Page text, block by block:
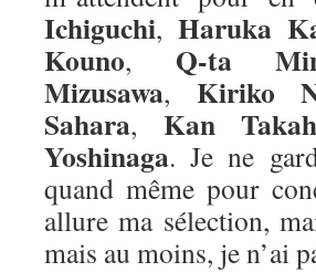
Ichiguchi, Haruka
Kouno, Q-ta
Mizusawa, Kiriko
Sahara, Kan
Yoshinaga. Je ne
quand même pour
allure ma sélection,
mais au moins, je n’ai